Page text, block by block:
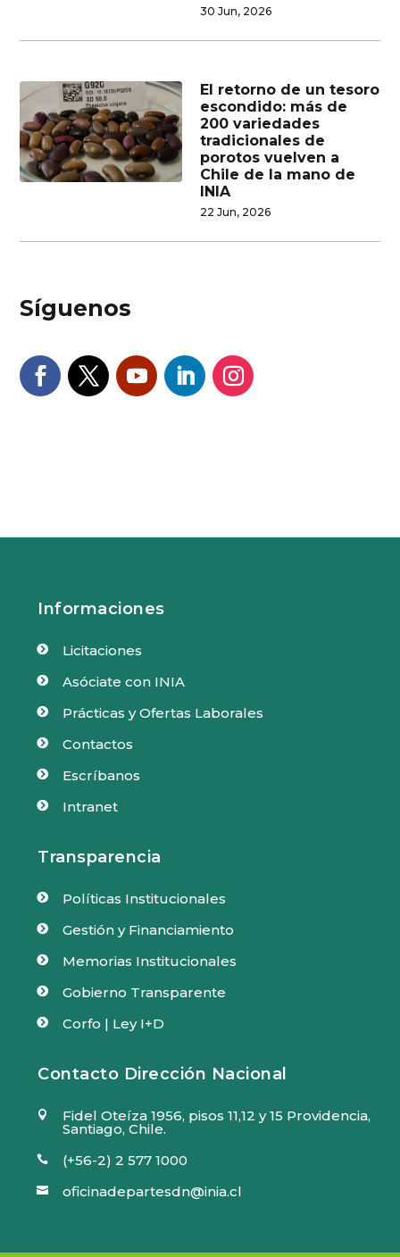
30 Jun, 2026
El retorno de un tesoro
escondido: más de
200 variedades
tradicionales de
porotos vuelven a
Chile de la mano de
INIA
22 Jun, 2026
Síguenos
Informaciones
 Licitaciones
 Asóciate con INIA
 Prácticas y Ofertas Laborales
 Contactos
 Escríbanos
 Intranet
Transparencia
 Políticas Institucionales
 Gestión y Financiamiento
 Memorias Institucionales
 Gobierno Transparente
 Corfo | Ley I+D
Contacto Dirección Nacional
 Fidel Oteíza 1956, pisos 11,12 y 15 Providencia,
Santiago, Chile.
 (+56-2) 2 577 1000
 oficinadepartesdn@inia.cl